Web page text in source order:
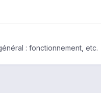
: fonctionnement, etc.